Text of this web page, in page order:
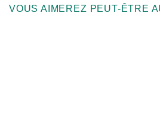
VOUS AIMEREZ PEUT-ÊTRE